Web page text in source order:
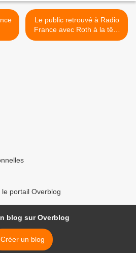
Le public retrouvé à Radio
France avec Roth à la tête
du National >
portail Overblog
blog sur Overblog
Créer un blog